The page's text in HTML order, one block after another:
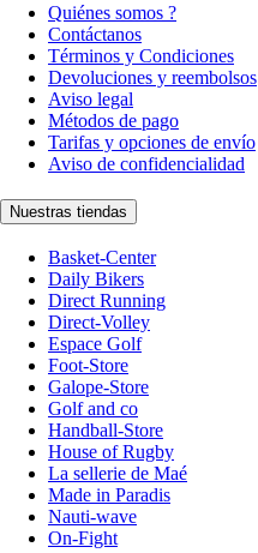
Quiénes somos ?
Contáctanos
Términos y Condiciones
Devoluciones y reembolsos
Aviso legal
Métodos de pago
Tarifas y opciones de envío
Aviso de confidencialidad
Nuestras tiendas
Basket-Center
Daily Bikers
Direct Running
Direct-Volley
Espace Golf
Foot-Store
Galope-Store
Golf and co
Handball-Store
House of Rugby
La sellerie de Maé
Made in Paradis
Nauti-wave
On-Fight